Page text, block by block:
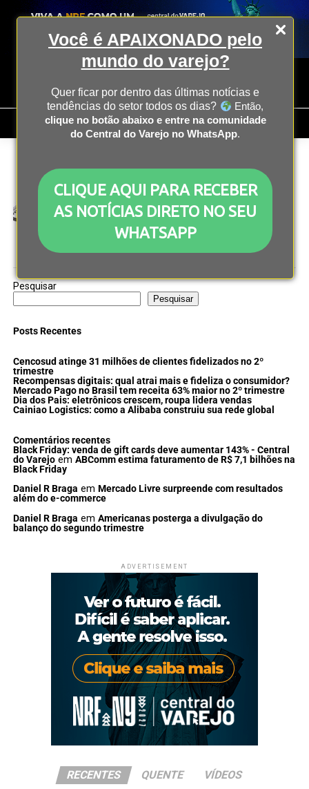
Você é APAIXONADO pelo
mundo do varejo?
Quer ficar por dentro das últimas notícias e
tendências do setor todos os dias?
Então,
clique no botão abaixo e entre na comunidade
do Central do Varejo no WhatsApp.
CLIQUE AQUI PARA RECEBER
AS NOTÍCIAS DIRETO NO SEU
WHATSAPP
All posts tagged "julho 2023"
ECONOMIA 3 anos atrás
Como foi julho de 2023 para o varejo brasileiro
Pesquisar
Pesquisar
Posts Recentes
Cencosud atinge 31 milhões de clientes fidelizados no 2º
trimestre
Recompensas digitais: qual atrai mais e fideliza o consumidor?
Mercado Pago no Brasil tem receita 63% maior no 2º trimestre
Dia dos Pais: eletrônicos crescem, roupa lidera vendas
Cainiao Logistics: como a Alibaba construiu sua rede global
Comentários recentes
Black Friday: venda de gift cards deve aumentar 143% - Central
do Varejoem ABComm estima faturamento de R$ 7,1 bilhões na
Black Friday
Daniel R Braga em Mercado Livre surpreende com resultados
além do e-commerce
Daniel R Braga em Americanas posterga a divulgação do
balanço do segundo trimestre
ADVERTISEMENT
RECENTES QUENTE VÍDEOS